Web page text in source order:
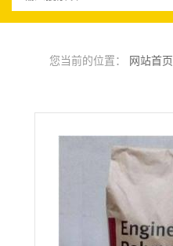
您当前的位置： 网站首页